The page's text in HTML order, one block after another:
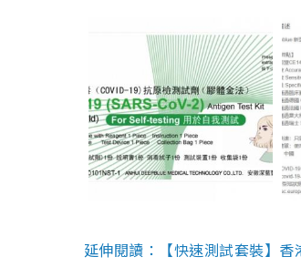
延伸閱讀：【快速測試套裝】